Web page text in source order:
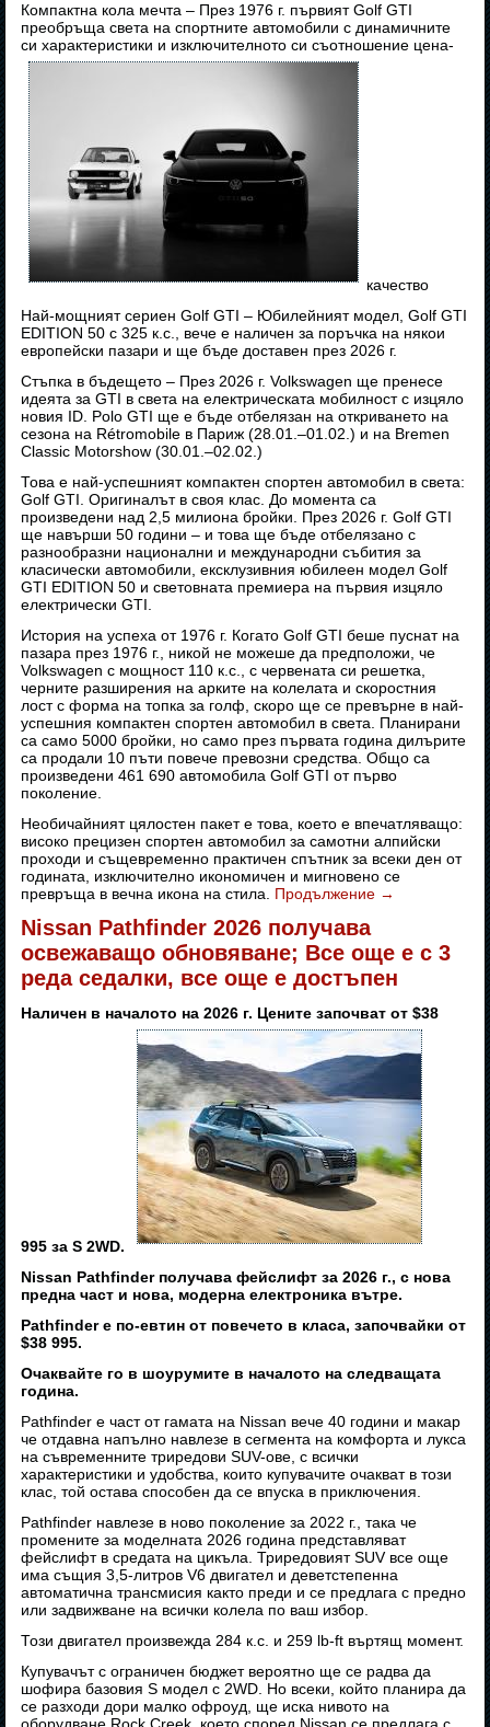
Компактна кола мечта – През 1976 г. първият Golf GTI
преобръща света на спортните автомобили с динамичните
си характеристики и изключителното си съотношение цена-
качество
Най-мощният сериен Golf GTI – Юбилейният модел, Golf GTI
EDITION 50 с 325 к.с., вече е наличен за поръчка на някои
европейски пазари и ще бъде доставен през 2026 г.
Стъпка в бъдещето – През 2026 г. Volkswagen ще пренесе
идеята за GTI в света на електрическата мобилност с изцяло
новия ID. Polo GTI ще е бъде отбелязан на откриването на
сезона на Rétromobile в Париж (28.01.–01.02.) и на Bremen
Classic Motorshow (30.01.–02.02.)
Това е най-успешният компактен спортен автомобил в света:
Golf GTI. Оригиналът в своя клас. До момента са
произведени над 2,5 милиона бройки. През 2026 г. Golf GTI
ще навърши 50 години – и това ще бъде отбелязано с
разнообразни национални и международни събития за
класически автомобили, ексклузивния юбилеен модел Golf
GTI EDITION 50 и световната премиера на първия изцяло
електрически GTI.
История на успеха от 1976 г. Когато Golf GTI беше пуснат на
пазара през 1976 г., никой не можеше да предположи, че
Volkswagen с мощност 110 к.с., с червената си решетка,
черните разширения на арките на колелата и скоростния
лост с форма на топка за голф, скоро ще се превърне в най-
успешния компактен спортен автомобил в света. Планирани
са само 5000 бройки, но само през първата година дилърите
са продали 10 пъти повече превозни средства. Общо са
произведени 461 690 автомобила Golf GTI от първо
поколение.
Необичайният цялостен пакет е това, което е впечатляващо:
високо прецизен спортен автомобил за самотни алпийски
проходи и същевременно практичен спътник за всеки ден от
годината, изключително икономичен и мигновено се
превръща в вечна икона на стила. Продължение →
Nissan Pathfinder 2026 получава
освежаващо обновяване; Все още е с 3
реда седалки, все още е достъпен
Наличен в началото на 2026 г. Цените започват от $38
995 за S 2WD.
Nissan Pathfinder получава фейслифт за 2026 г., с нова
предна част и нова, модерна електроника вътре.
Pathfinder е по-евтин от повечето в класа, започвайки от
$38 995.
Очаквайте го в шоурумите в началото на следващата
година.
Pathfinder е част от гамата на Nissan вече 40 години и макар
че отдавна напълно навлезе в сегмента на комфорта и лукса
на съвременните триредови SUV-ове, с всички
характеристики и удобства, които купувачите очакват в този
клас, той остава способен да се впуска в приключения.
Pathfinder навлезе в ново поколение за 2022 г., така че
промените за моделната 2026 година представляват
фейслифт в средата на цикъла. Триредовият SUV все още
има същия 3,5-литров V6 двигател и деветстепенна
автоматична трансмисия както преди и се предлага с предно
или задвижване на всички колела по ваш избор.
Този двигател произвежда 284 к.с. и 259 lb-ft въртящ момент.
Купувачът с ограничен бюджет вероятно ще се радва да
шофира базовия S модел с 2WD. Но всеки, който планира да
се разходи дори малко офроуд, ще иска нивото на